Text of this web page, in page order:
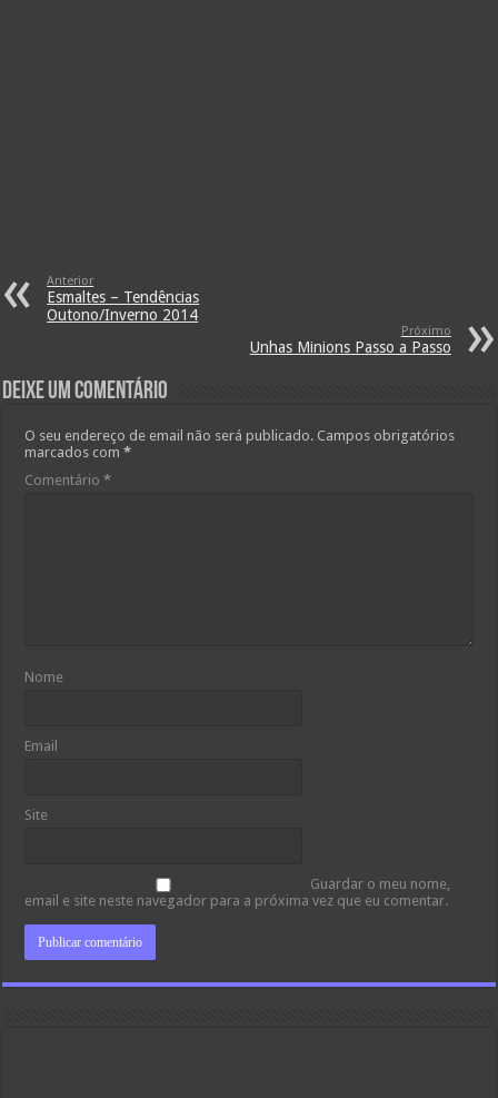
Anterior
Esmaltes – Tendências
Outono/Inverno 2014
Próximo
Unhas Minions Passo a Passo
Deixe um comentário
O seu endereço de email não será publicado. Campos obrigatórios
marcados com*
Comentário*
Nome
Email
Site
Guardar o meu nome,
email e site neste navegador para a próxima vez que eu comentar.